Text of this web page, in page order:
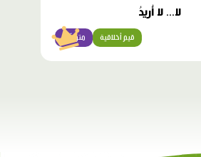
لا... لا أُريدُ
متوسّط قيم أخلاقية